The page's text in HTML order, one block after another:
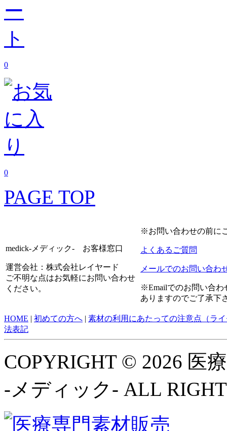
0
0
PAGE TOP
medick-メディック- お客様窓口
運営会社：株式会社レイヤード
ご不明な点はお気軽にお問い合わせ
ください。
※お問い合わせの前に
よくあるご質問
メールでのお問い合わ
※Emailでのお問い合わ
ありますのでご了承下
HOME | 初めての方へ | 素材の利用にあたっての注意点（ラ
法表記
COPYRIGHT © 2026 医
-メディック- ALL RIGHT